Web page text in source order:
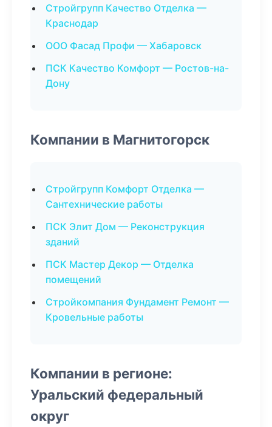
Стройгрупп Качество Отделка —
Краснодар
ООО Фасад Профи — Хабаровск
ПСК Качество Комфорт — Ростов-на-
Дону
Компании в Магнитогорск
Стройгрупп Комфорт Отделка —
Сантехнические работы
ПСК Элит Дом — Реконструкция
зданий
ПСК Мастер Декор — Отделка
помещений
Стройкомпания Фундамент Ремонт —
Кровельные работы
Компании в регионе:
Уральский федеральный
округ